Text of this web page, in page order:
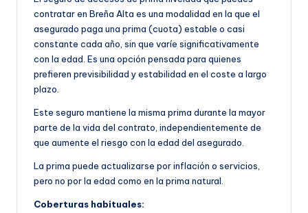
contratar en Breña Alta es una modalidad en la que el
asegurado paga una prima (cuota) estable o casi
constante cada año, sin que varíe significativamente
con la edad. Es una opción pensada para quienes
prefieren previsibilidad y estabilidad en el coste a largo
plazo.
Este seguro mantiene la misma prima durante la mayor
parte de la vida del contrato, independientemente de
que aumente el riesgo con la edad del asegurado.
La prima puede actualizarse por inflación o servicios,
pero no por la edad como en la prima natural.
Coberturas habituales: